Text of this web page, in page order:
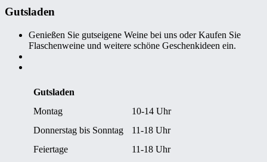
Gutsladen
Genießen Sie gutseigene Weine bei uns oder Kaufen Sie
Flaschenweine und weitere schöne Geschenkideen ein.
Gutsladen
Montag
10-14 Uhr
Donnerstag bis Sonntag
11-18 Uhr
Feiertage
11-18 Uhr